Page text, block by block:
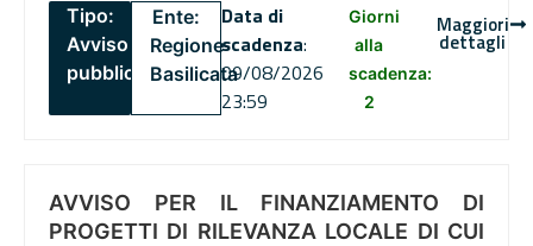
Tipo:
Avviso
pubblico
Ente:
Regione
Basilicata
Data di
scadenza:
09/08/2026
23:59
Giorni
alla
scadenza:
2
Maggiori
dettagli
AVVISO PER IL FINANZIAMENTO DI
PROGETTI DI RILEVANZA LOCALE DI CUI